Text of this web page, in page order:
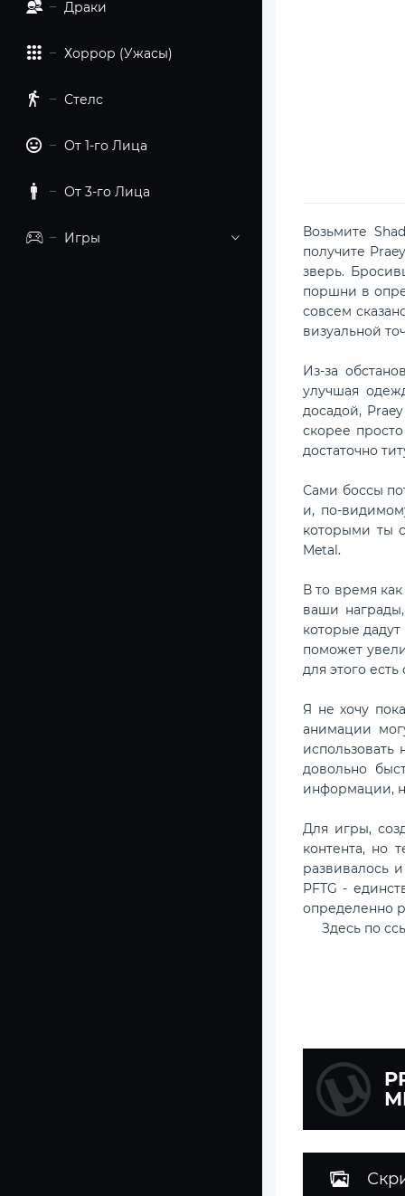
Драки
Хоррор (Ужасы)
Стелс
От 1-го Лица
От 3-го Лица
Игры
Возьмите
получите
зверь.
поршни в
совсем
визуальной
Из-за
улучшая
досадой,
скорее
достаточно
Сами боссы
и, по-
которыми ты
Metal.
В то время
ваши
которые
поможет
для этого
Я не хочу
анимации
довольно
информации,
Для игры,
контента, но
развивалось
PFTG -
определенно
Здесь по